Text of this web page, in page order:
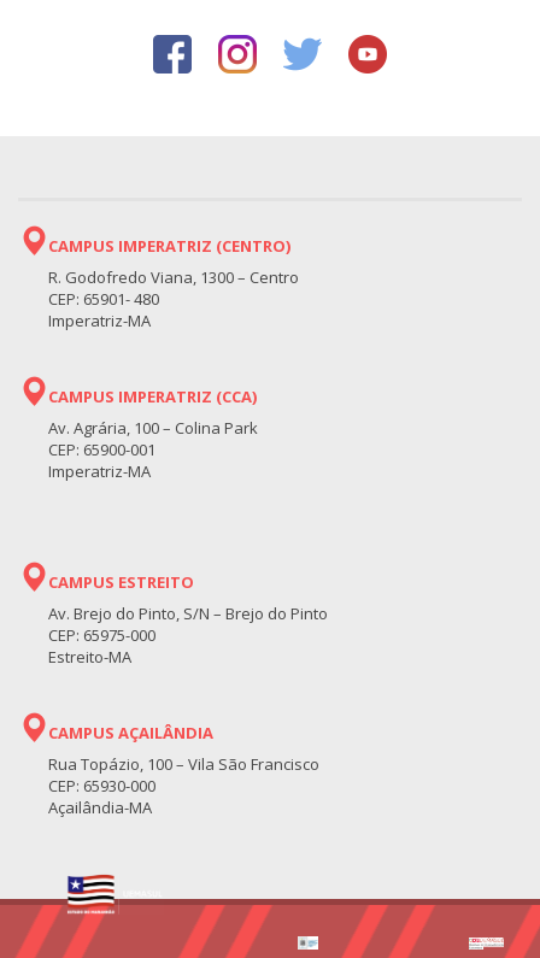
CAMPUS IMPERATRIZ (CENTRO)
R. Godofredo Viana, 1300 – Centro
CEP: 65901- 480
Imperatriz-MA
CAMPUS IMPERATRIZ (CCA)
Av. Agrária, 100 – Colina Park
CEP: 65900-001
Imperatriz-MA
CAMPUS ESTREITO
Av. Brejo do Pinto, S/N – Brejo do Pinto
CEP: 65975-000
Estreito-MA
CAMPUS AÇAILÂNDIA
Rua Topázio, 100 – Vila São Francisco
CEP: 65930-000
Açailândia-MA